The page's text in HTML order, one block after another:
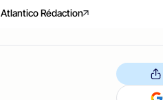
Atlantico Rédaction